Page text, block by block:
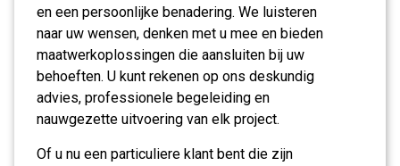
en een persoonlijke benadering. We luisteren
naar uw wensen, denken met u mee en bieden
maatwerkoplossingen die aansluiten bij uw
behoeften. U kunt rekenen op ons deskundig
advies, professionele begeleiding en
nauwgezette uitvoering van elk project.
Of u nu een particuliere klant bent die zijn